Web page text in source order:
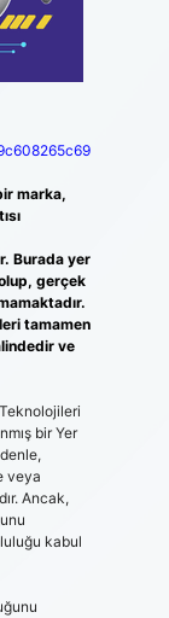
marka,
Burada yer
gerçek
tamamen
ve
bir Yer
veya
Ancak,
kabul